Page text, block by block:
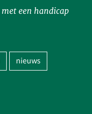
een handicap
nieuws